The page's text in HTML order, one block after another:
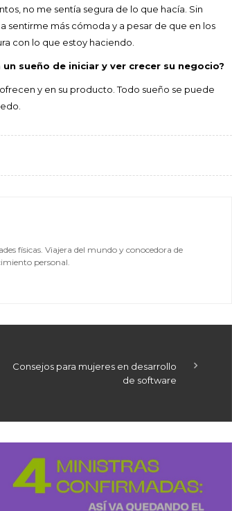
no me sentía segura de lo que hacía. Sin
sentirme más cómoda y a pesar de que en los
con lo que estoy haciendo.
sueño de iniciar y ver crecer su negocio?
y en su producto. Todo sueño se puede
físicas. Viajera del mundo y conocedora de
personal.
Consejos para mujeres en desarrollo
de software